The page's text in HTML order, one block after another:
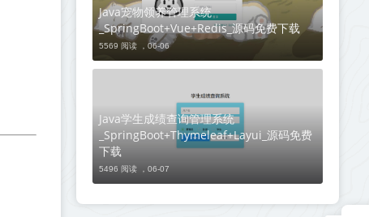
Java宠物领养管理系统
_SpringBoot+Vue+Redis_源码免费下载
5569 阅读 ， 06-06
Java学生成绩查询管理系统
_SpringBoot+Thymeleaf+Layui_源码免费
下载
5496 阅读 ， 06-07